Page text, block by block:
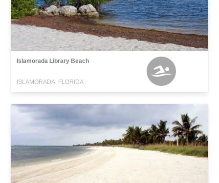
Islamorada Library Beach
ISLAMORADA, FLORIDA